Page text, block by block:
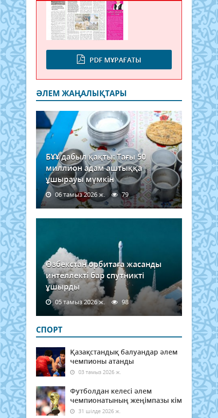
PDF МҰРАҒАТЫ
ӘЛЕМ ЖАҢАЛЫҚТАРЫ
БҰҰ дабыл қақты: Тағы 50
миллион адам аштыққа
ұшырауы мүмкін
06 тамыз 2026 ж. 79
Өзбекстан орбитаға жасанды
интеллекті бар спутникті
ұшырды
05 тамыз 2026 ж. 98
СПОРТ
Қазақстандық балуандар әлем
чемпионы атанды
03 тамыз 2026 ж.
Футболдан келесі әлем
чемпионатының жеңімпазы кім
31 шілде 2026 ж.